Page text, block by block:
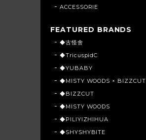
ACCESSORIE
FEATURED BRANDS
◆古怪舍
◆TricuspidC
◆YUBABY
◆MISTY WOODS × BIZZCUT
◆BIZZCUT
◆MISTY WOODS
◆PILIYIZHIHUA
◆SHYSHYBITE